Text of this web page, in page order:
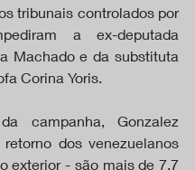
tribunais controlados por
a ex-deputada
Machado e da substituta
Corina Yoris.
campanha, Gonzalez
dos venezuelanos
exterior - são mais de 7,7